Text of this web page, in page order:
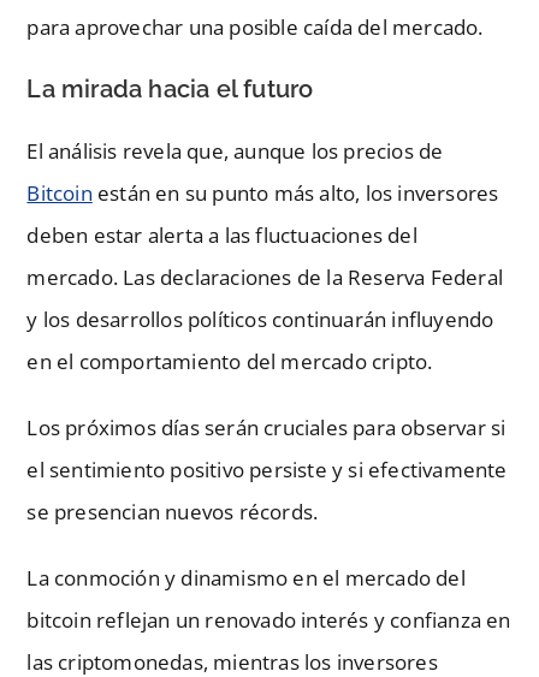
para aprovechar una posible caída del mercado.
La mirada hacia el futuro
El análisis revela que, aunque los precios de
Bitcoin están en su punto más alto, los inversores
deben estar alerta a las fluctuaciones del
mercado. Las declaraciones de la Reserva Federal
y los desarrollos políticos continuarán influyendo
en el comportamiento del mercado cripto.
Los próximos días serán cruciales para observar si
el sentimiento positivo persiste y si efectivamente
se presencian nuevos récords.
La conmoción y dinamismo en el mercado del
bitcoin reflejan un renovado interés y confianza en
las criptomonedas, mientras los inversores